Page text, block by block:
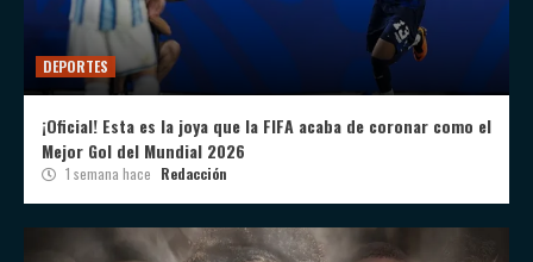
DEPORTES
¡Oficial! Esta es la joya que la FIFA acaba de coronar como el
Mejor Gol del Mundial 2026
1 semana hace Redacción